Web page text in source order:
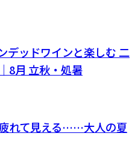
デッドワインと楽しむ 二
8月 立秋・処暑
れて見える……大人の夏